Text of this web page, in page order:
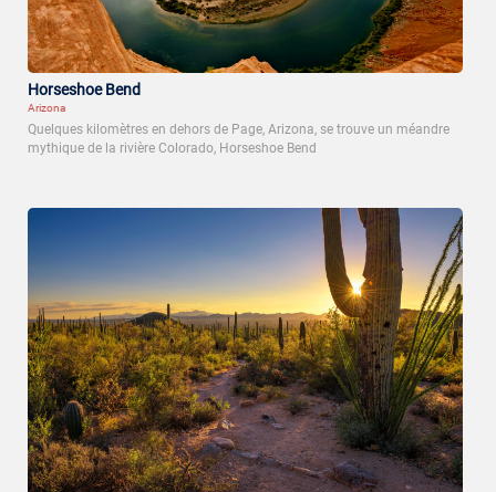
Horseshoe Bend
Arizona
Quelques kilomètres en dehors de Page, Arizona, se trouve un méandre
mythique de la rivière Colorado, Horseshoe Bend